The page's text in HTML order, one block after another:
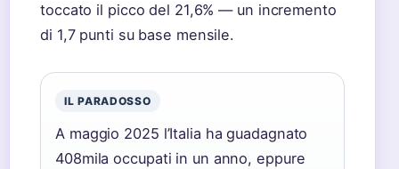
toccato il picco del 21,6% — un incremento
di 1,7 punti su base mensile.
IL PARADOSSO
A maggio 2025 l’Italia ha guadagnato
408mila occupati in un anno, eppure